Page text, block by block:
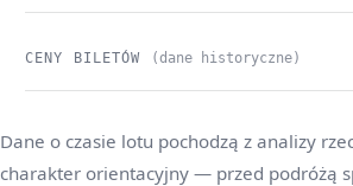
CENY BILETÓW (dane historyczne)
Dane o czasie lotu pochodzą z analizy
charakter orientacyjny — przed podróżą